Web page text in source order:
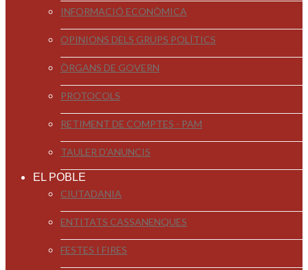
INFORMACIÓ ECONÒMICA
OPINIONS DELS GRUPS POLÍTICS
ÒRGANS DE GOVERN
PROTOCOLS
RETIMENT DE COMPTES - PAM
TAULER D'ANUNCIS
EL POBLE
CIUTADANIA
ENTITATS CASSANENQUES
FESTES I FIRES